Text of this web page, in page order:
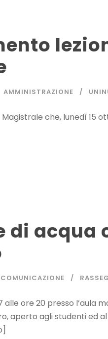
AMMINISTRAZIONE
che, lunedì 15
di acqua
COMUNICAZIONE
ore 20 presso l’aula
aperto agli studenti ed